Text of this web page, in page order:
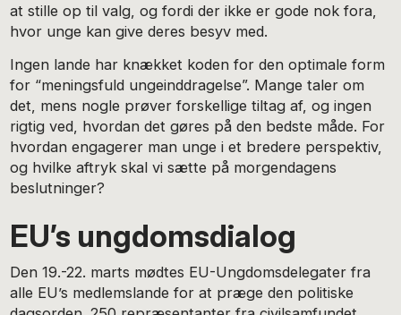
at stille op til valg, og fordi der ikke er gode nok fora,
hvor unge kan give deres besyv med.
Ingen lande har knækket koden for den optimale form
for “meningsfuld ungeinddragelse”. Mange taler om
det, mens nogle prøver forskellige tiltag af, og ingen
rigtig ved, hvordan det gøres på den bedste måde. For
hvordan engagerer man unge i et bredere perspektiv,
og hvilke aftryk skal vi sætte på morgendagens
beslutninger?
EU’s ungdomsdialog
Den 19.-22. marts mødtes EU-Ungdomsdelegater fra
alle EU’s medlemslande for at præge den politiske